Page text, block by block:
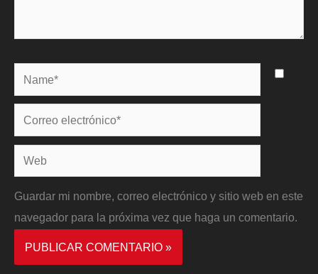
Name*
Correo
electrónico*
Web
Guardar mi nombre, correo electrónico y sitio web en este
navegador para la próxima vez que haga un comentario.